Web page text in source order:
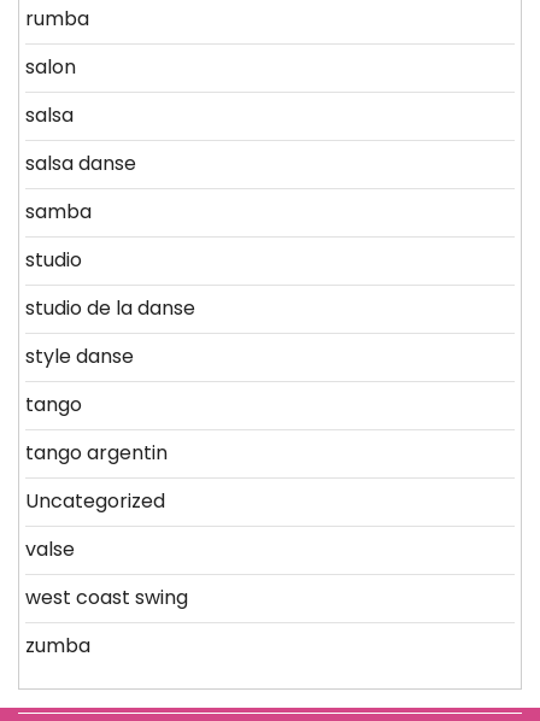
rumba
salon
salsa
salsa danse
samba
studio
studio de la danse
style danse
tango
tango argentin
Uncategorized
valse
west coast swing
zumba